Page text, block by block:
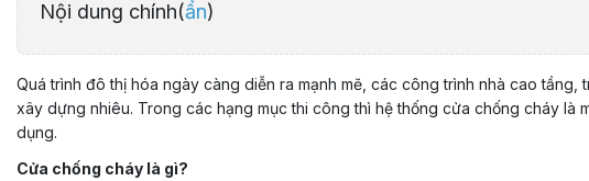
Nội dung chính(ẩn)
Quá trình đô thị hóa ngày càng diễn ra mạnh mẽ, các công trình nhà cao
xây dựng nhiêu. Trong các hạng mục thi công thì hệ thống cửa chống cháy
dụng.
Cửa chống cháy là gì?